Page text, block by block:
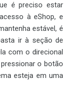
é preciso estar
à eShop, e
estável, é
ir à seção de
com o direcional
o botão
esteja em uma